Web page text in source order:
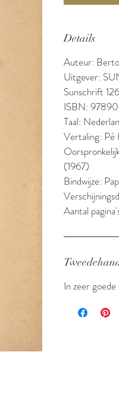
Details
Auteur:
Uitgever:
Sunschrift 126
ISBN:
Taal:
Vertaling: Pé
(1967)
Bindwijze:
Aantal
In zeer goede